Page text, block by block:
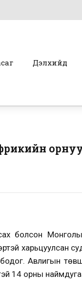
Дэлхийд
Монголын
харьцуулсан
Авлигын
14 орны